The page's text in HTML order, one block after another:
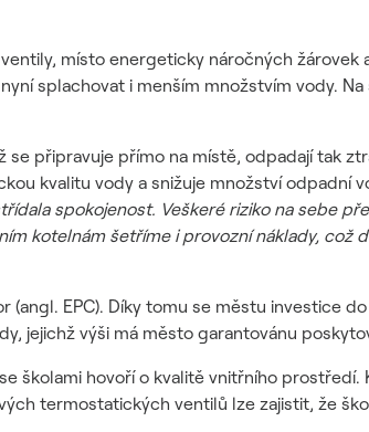
místo energeticky náročných žárovek
splachovat i menším množstvím vody.
připravuje přímo na místě, odpadají tak
kvalitu vody a snižuje množství odpadní
spokojenost. Veškeré riziko na sebe
kotelnám šetříme i provozní náklady, což
EPC). Díky tomu se městu investice
jejichž výši má město garantovánu
školami hovoří o kvalitě vnitřního
termostatických ventilů lze zajistit, že